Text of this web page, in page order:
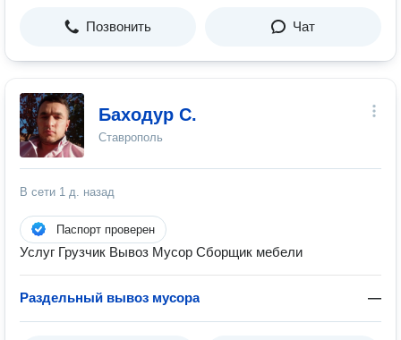
Позвонить Чат
Баходур С.
Ставрополь
В сети 1 д. назад
Паспорт проверен
Услуг Грузчик Вывоз Мусор Сборщик мебели
Раздельный вывоз мусора —